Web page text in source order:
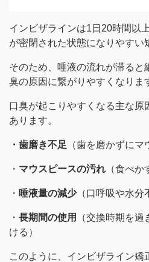
インビザラインは1日20時間以
が密閉された状態になりやすい
そのため、唾液の流れが滞ると
臭の原因に繋がりやすくなりま
口臭が起こりやすくなる主な原
あります。
・歯磨き不足 （歯を磨かずにマ
・ マウスピースの汚れ （食べ
・ 唾液量の減少（口呼吸や水分
・ 長期間の使用
（交換時期を
ける）
このように、インビザライン矯